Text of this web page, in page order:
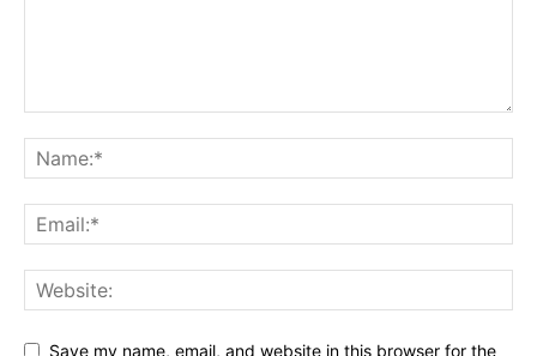
Save my name, email, and website in this browser for the